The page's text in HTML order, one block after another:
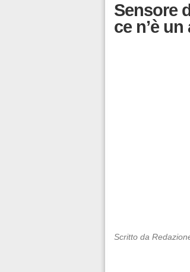
Sensore
ce n’è
Scritto da